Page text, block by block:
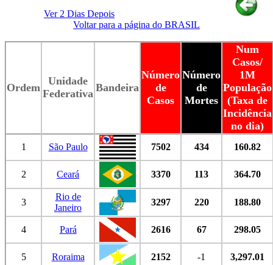
Ver 2 Dias Depois
Voltar para a página do BRASIL
Ordem
Unidade
Federativa Bandeira
Número
de
Casos
Número
de
Mortes
Num
Casos/
1M
População
(Taxa de
Incidência
no dia)
1 São Paulo 7502 434 160.82
2 Ceará 3370 113 364.70
3
Rio de
Janeiro
3297 220 188.80
4 Pará 2616 67 298.05
5 Roraima 2152 -1 3,297.01